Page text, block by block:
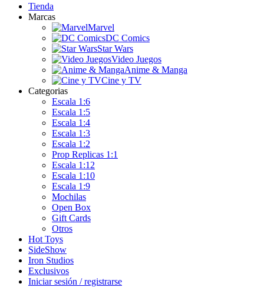
Tienda
Marcas
Marvel
DC Comics
Star Wars
Video Juegos
Anime & Manga
Cine y TV
Categorias
Escala 1:6
Escala 1:5
Escala 1:4
Escala 1:3
Escala 1:2
Prop Replicas 1:1
Escala 1:12
Escala 1:10
Escala 1:9
Mochilas
Open Box
Gift Cards
Otros
Hot Toys
SideShow
Iron Studios
Exclusivos
Iniciar sesión / registrarse